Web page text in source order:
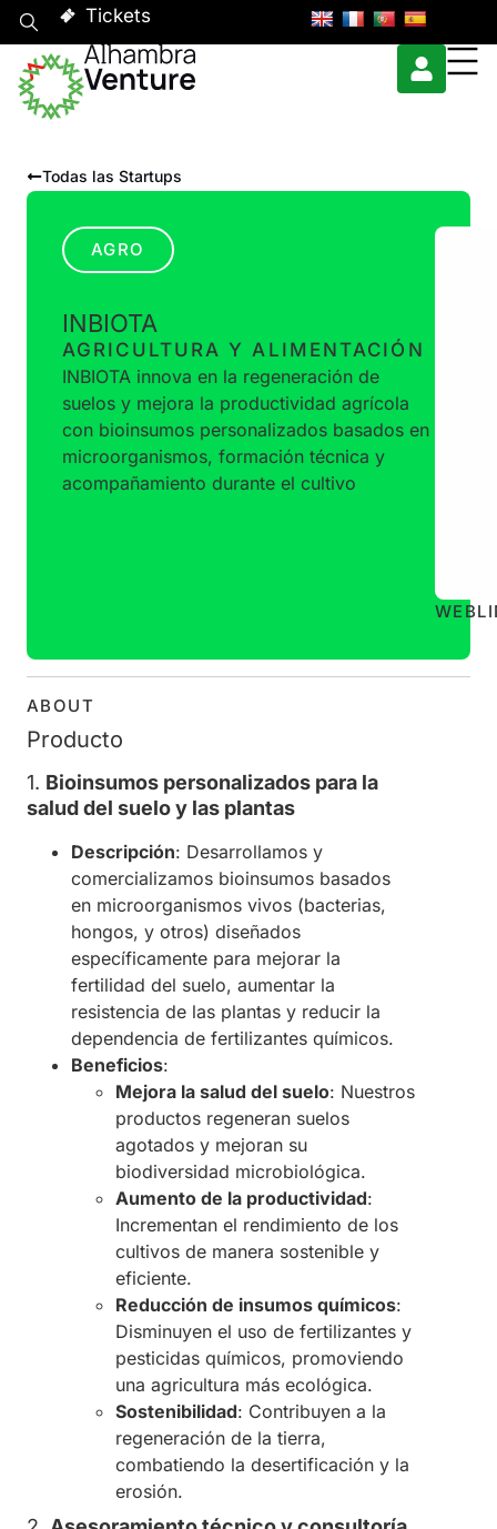
Tickets
Todas las Startups
AGRO
INBIOTA
AGRICULTURA Y ALIMENTACIÓN
INBIOTA innova en la regeneración de
suelos y mejora la productividad agrícola
con bioinsumos personalizados basados en
microorganismos, formación técnica y
acompañamiento durante el cultivo
WEB
ABOUT
Producto
1. Bioinsumos personalizados para la
salud del suelo y las plantas
Descripción: Desarrollamos y
comercializamos bioinsumos basados
en microorganismos vivos (bacterias,
hongos, y otros) diseñados
específicamente para mejorar la
fertilidad del suelo, aumentar la
resistencia de las plantas y reducir la
dependencia de fertilizantes químicos.
Beneficios:
Mejora la salud del suelo: Nuestros
productos regeneran suelos
agotados y mejoran su
biodiversidad microbiológica.
Aumento de la productividad:
Incrementan el rendimiento de los
cultivos de manera sostenible y
eficiente.
Reducción de insumos químicos:
Disminuyen el uso de fertilizantes y
pesticidas químicos, promoviendo
una agricultura más ecológica.
Sostenibilidad: Contribuyen a la
regeneración de la tierra,
combatiendo la desertificación y la
erosión.